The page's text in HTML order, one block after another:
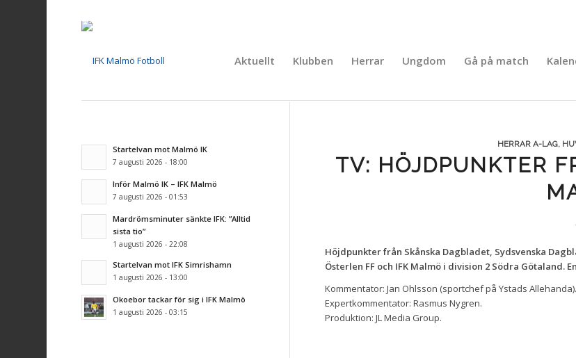
Aktuellt Klubben Herrar Ungdom Gå på match
HERRAR A-LAG,
TV: HÖJDPUNKTER
Höjdpunkter från Skånska Dagbladet, Sydsvenska
Österlen FF och IFK Malmö i division 2 Södra Götaland.
Kommentator: Jan Ohlsson (sportchef på Ystads Allehanda).
Expertkommentator: Rasmus Nygren.
Produktion: JL Media Group.
Startelvan mot Malmö IK
7 augusti 2026 - 18:00
Inför Malmö IK – IFK Malmö
7 augusti 2026 - 01:53
Mardrömsminuter sänkte IFK: ”Alltid
sista tio”
1 augusti 2026 - 22:08
Startelvan mot IFK Simrishamn
1 augusti 2026 - 13:00
Okoebor tackar för sig i IFK Malmö
1 augusti 2026 - 03:15